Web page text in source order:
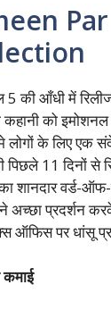
की आँधी में
कहानी को
लोगों के लिए एक
पिछले 11 दिनों से
शानदार वर्ड-
अच्छा प्रदर्शन
ऑफिस पर धांसू